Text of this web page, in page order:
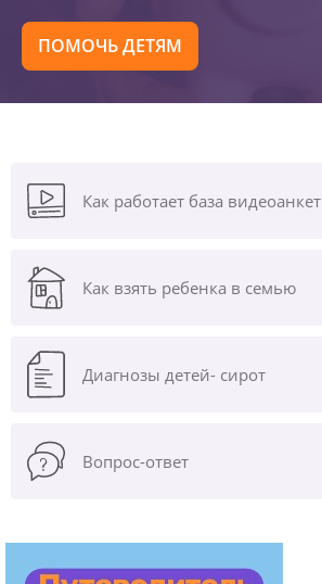
ПОМОЧЬ ДЕТЯМ
Как работает база видеоанкет
Как взять ребенка в семью
Диагнозы детей- сирот
Вопрос-ответ